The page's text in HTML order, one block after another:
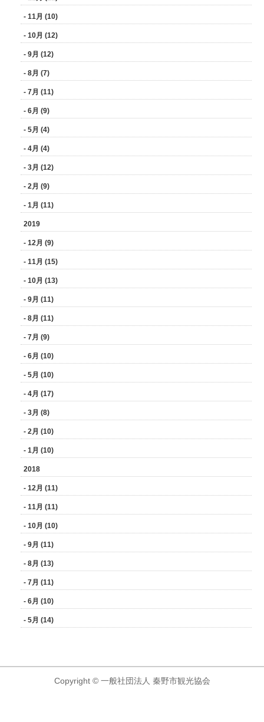
- 11月 (10)
- 10月 (12)
- 9月 (12)
- 8月 (7)
- 7月 (11)
- 6月 (9)
- 5月 (4)
- 4月 (4)
- 3月 (12)
- 2月 (9)
- 1月 (11)
2019
- 12月 (9)
- 11月 (15)
- 10月 (13)
- 9月 (11)
- 8月 (11)
- 7月 (9)
- 6月 (10)
- 5月 (10)
- 4月 (17)
- 3月 (8)
- 2月 (10)
- 1月 (10)
2018
- 12月 (11)
- 11月 (11)
- 10月 (10)
- 9月 (11)
- 8月 (13)
- 7月 (11)
- 6月 (10)
- 5月 (14)
Copyright © 一般社団法人 秦野市観光協会